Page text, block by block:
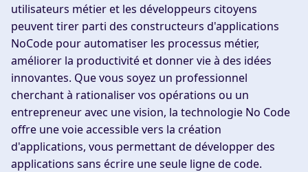
utilisateurs métier et les développeurs citoyens
peuvent tirer parti des constructeurs d'applications
NoCode pour automatiser les processus métier,
améliorer la productivité et donner vie à des idées
innovantes. Que vous soyez un professionnel
cherchant à rationaliser vos opérations ou un
entrepreneur avec une vision, la technologie No Code
offre une voie accessible vers la création
d'applications, vous permettant de développer des
applications sans écrire une seule ligne de code.